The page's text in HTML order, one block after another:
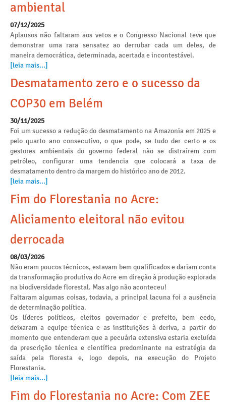
ambiental
07/12/2025
Aplausos não faltaram aos vetos e o Congresso Nacional teve que
demonstrar uma rara sensatez ao derrubar cada um deles, de
maneira democrática, determinada, acertada e incontestável.
[leia mais...]
Desmatamento zero e o sucesso da
COP30 em Belém
30/11/2025
Foi um sucesso a redução do desmatamento na Amazonia em 2025 e
pelo quarto ano consecutivo, o que pode, se tudo der certo e os
gestores ambientais do governo federal não se distraírem com
petróleo, configurar uma tendencia que colocará a taxa de
desmatamento dentro da margem do histórico ano de 2012.
[leia mais...]
Fim do Florestania no Acre:
Aliciamento eleitoral não evitou
derrocada
08/03/2026
Não eram poucos técnicos, estavam bem qualificados e dariam conta
da transformação produtiva do Acre em direção à produção explorada
na biodiversidade florestal. Mas algo não aconteceu!
Faltaram algumas coisas, todavia, a principal lacuna foi a ausência
de determinação política.
Os líderes políticos, eleitos governador e prefeito, bem cedo,
deixaram a equipe técnica e as instituições à deriva, a partir do
momento que entenderam que a pecuária extensiva estaria excluída
da prescrição técnica e científica predominante na estratégia da
saída pela floresta e, logo depois, na execução do Projeto
Florestania.
[leia mais...]
Fim do Florestania no Acre: Com ZEE